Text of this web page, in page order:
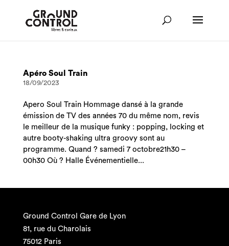
Apéro Soul Train
18/09/2023
Apero Soul Train Hommage dansé à la grande
émission de TV des années 70 du même nom, revis
le meilleur de la musique funky : popping, locking et
autre booty-shaking ultra groovy sont au
programme. Quand ? samedi 7 octobre21h30 –
00h30 Où ? Halle Événementielle...
Ground Control Gare de Lyon
81, rue du Charolais
75012 Paris